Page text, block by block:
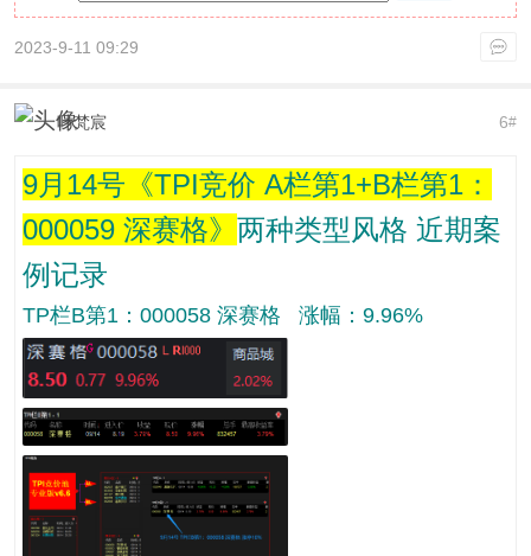
2023-9-11 09:29
6#
叶梵宸
9月14号《TPI竞价 A栏第1+B栏第1：
000059 深赛格》 两种类型风格 近期案
例记录
TP栏B第1：000058 深赛格 涨幅：9.96%